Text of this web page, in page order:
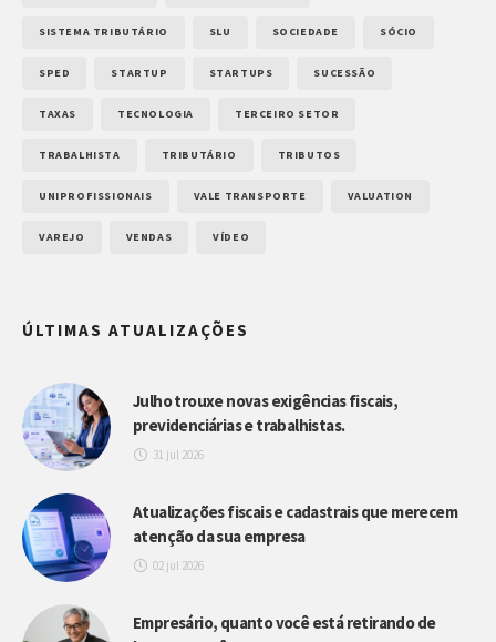
SISTEMA TRIBUTÁRIO SLU SOCIEDADE SÓCIO
SPED STARTUP STARTUPS SUCESSÃO
TAXAS TECNOLOGIA TERCEIRO SETOR
TRABALHISTA TRIBUTÁRIO TRIBUTOS
UNIPROFISSIONAIS VALE TRANSPORTE VALUATION
VAREJO VENDAS VÍDEO
ÚLTIMAS ATUALIZAÇÕES
Julho trouxe novas exigências fiscais,
previdenciárias e trabalhistas.
31 jul 2026
Atualizações fiscais e cadastrais que merecem
atenção da sua empresa
02 jul 2026
Empresário, quanto você está retirando de